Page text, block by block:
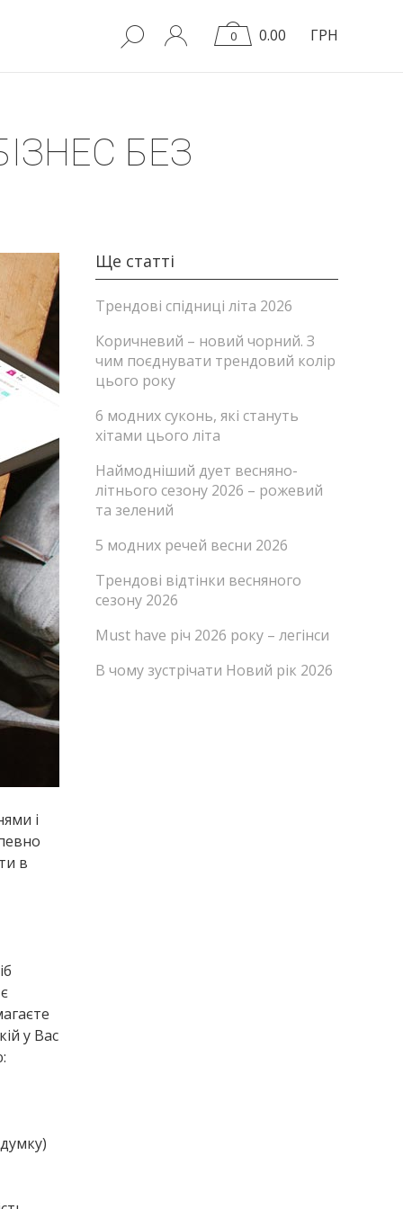
0 0.00 ГРН
БЕЗ
і
в
у Вас
Ще статті
Трендові спідниці літа 2026
Коричневий – новий чорний. З
чим поєднувати трендовий колір
цього року
6 модних суконь, які стануть
хітами цього літа
Наймодніший дует весняно-
літнього сезону 2026 – рожевий
та зелений
5 модних речей весни 2026
Трендові відтінки весняного
сезону 2026
Must have річ 2026 року – легінси
В чому зустрічати Новий рік 2026